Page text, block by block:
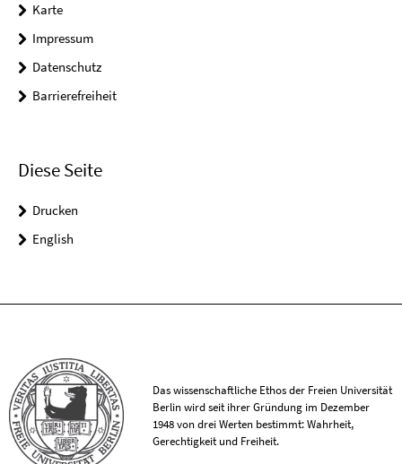
Karte
Impressum
Datenschutz
Barrierefreiheit
Diese Seite
Drucken
English
Das wissenschaftliche Ethos der Freien Universität
Berlin wird seit ihrer Gründung im Dezember
1948 von drei Werten bestimmt: Wahrheit,
Gerechtigkeit und Freiheit.